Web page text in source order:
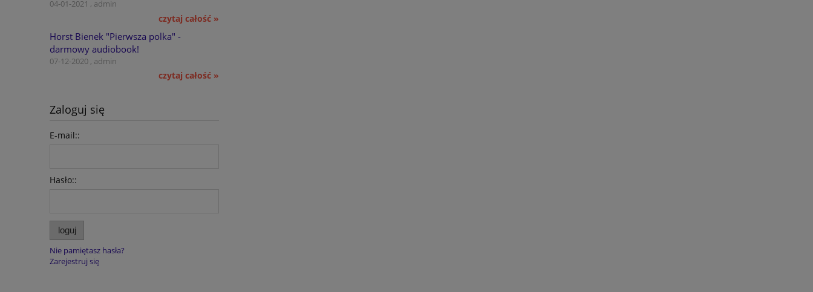
04-01-2021 , admin
czytaj całość »
Horst Bienek "Pierwsza polka" -
darmowy audiobook!
07-12-2020 , admin
czytaj całość »
Zaloguj się
E-mail::
Hasło::
loguj
Nie pamiętasz hasła?
Zarejestruj się